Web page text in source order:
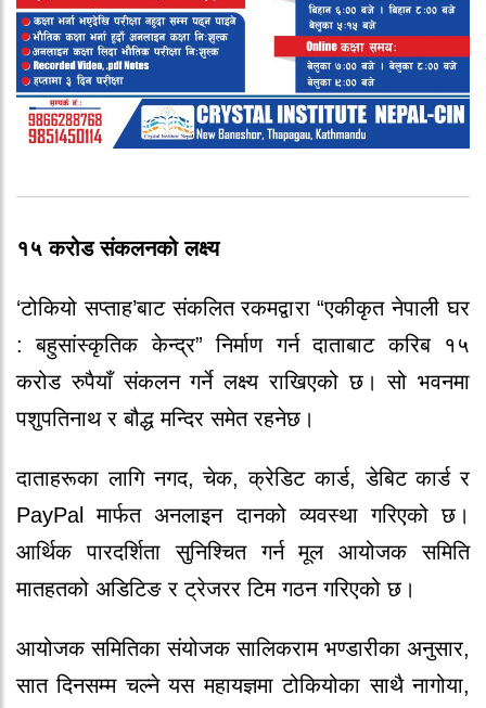
१५ करोड संकलनको लक्ष्य
‘टोकियो सप्ताह’बाट संकलित रकमद्वारा “एकीकृत नेपाली घर
: बहुसांस्कृतिक केन्द्र” निर्माण गर्न दाताबाट करिब १५
करोड रुपैयाँ संकलन गर्ने लक्ष्य राखिएको छ। सो भवनमा
पशुपतिनाथ र बौद्ध मन्दिर समेत रहनेछ।
दाताहरूका लागि नगद, चेक, क्रेडिट कार्ड, डेबिट कार्ड र
PayPal मार्फत अनलाइन दानको व्यवस्था गरिएको छ।
आर्थिक पारदर्शिता सुनिश्चित गर्न मूल आयोजक समिति
मातहतको अडिटिङ र ट्रेजरर टिम गठन गरिएको छ।
आयोजक समितिका संयोजक सालिकराम भण्डारीका अनुसार,
सात दिनसम्म चल्ने यस महायज्ञमा टोकियोका साथै नागोया,